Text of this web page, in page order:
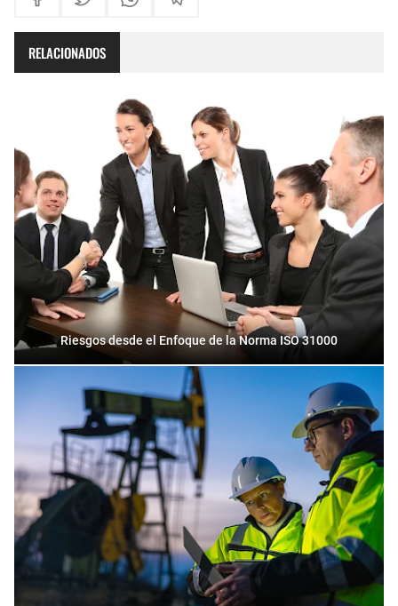
RELACIONADOS
Riesgos desde el Enfoque de la Norma ISO 31000